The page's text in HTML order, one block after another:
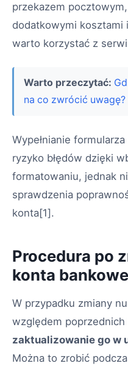
przekazem
dodatkowymi
warto korzystać z
Warto przeczytać:
na co zwrócić uwagę?
Wypełnianie
ryzyko błędów dzięki
formatowaniu, jednak
sprawdzenia
konta[1].
Procedura po
konta
W przypadku zmiany
względem
zaktualizowanie go w
Można to zrobić